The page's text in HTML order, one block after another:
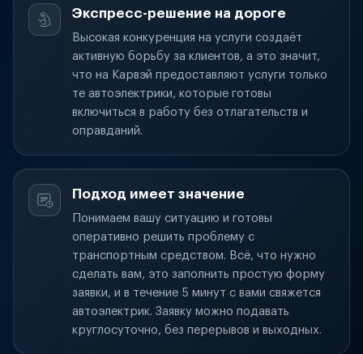
Экспресс-решение на дороге
Высокая конкуренция на услуги создаёт
активную борьбу за клиентов, а это значит,
что на Карвэй предоставляют услуги только
те автоэлектрики, которые готовы
включиться в работу без отлагательств и
оправданий.
Подход имеет значение
Понимаем вашу ситуацию и готовы
оперативно решить проблему с
транспортным средством. Всё, что нужно
сделать вам, это заполнить простую форму
заявки, и в течение 5 минут с вами свяжется
автоэлектрик. Заявку можно подавать
круглосуточно, без перерывов и выходных.